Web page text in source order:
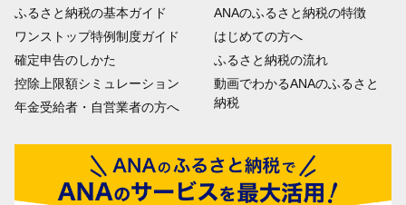
ふるさと納税の基本ガイド
ワンストップ特例制度ガイド
確定申告のしかた
控除上限額シミュレーション
年金受給者・自営業者の方へ
ANAのふるさと納税の特徴
はじめての方へ
ふるさと納税の流れ
動画でわかるANAのふるさと
納税